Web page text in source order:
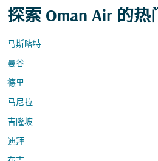
探索 Oman Air 的热
马斯喀特
曼谷
德里
马尼拉
吉隆坡
迪拜